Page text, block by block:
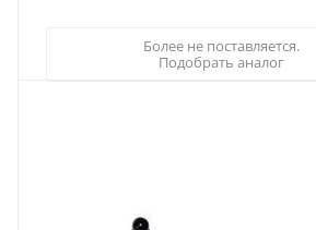
Более не поставляется.
Подобрать аналог